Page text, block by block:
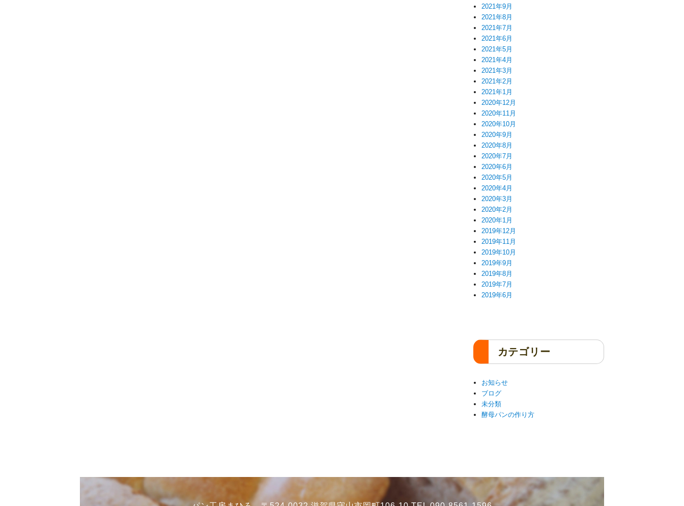
2021年9月
2021年8月
2021年7月
2021年6月
2021年5月
2021年4月
2021年3月
2021年2月
2021年1月
2020年12月
2020年11月
2020年10月
2020年9月
2020年8月
2020年7月
2020年6月
2020年5月
2020年4月
2020年3月
2020年2月
2020年1月
2019年12月
2019年11月
2019年10月
2019年9月
2019年8月
2019年7月
2019年6月
カテゴリー
お知らせ
ブログ
未分類
酵母パンの作り方